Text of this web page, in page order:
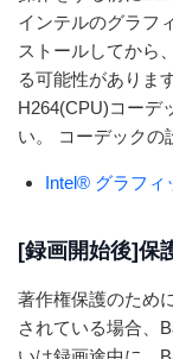
インテルのグラフ
ストールしてから
る可能性がありま
H264(CPU)コーデ
い。 コーデックの
Intel® グラフィ
[録画開始後]保
著作権保護のため
されている場合、